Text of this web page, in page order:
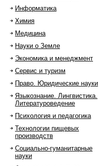
Информатика
Химия
Медицина
Науки о Земле
Экономика и менеджмент
Сервис и туризм
Право. Юридические науки
Языкознание. Лингвистика.
Литературоведение
Психология и педагогика
Технологии пищевых
производств
Социально-гуманитарные
науки